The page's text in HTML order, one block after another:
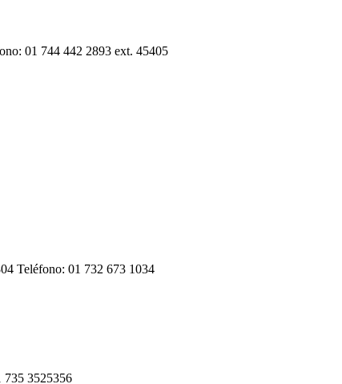
01 744 442 2893 ext. 45405
Teléfono: 01 732 673 1034
735 3525356